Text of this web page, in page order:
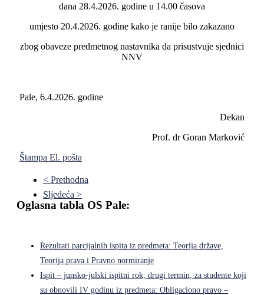
dana 28.4.2026. godine u 14.00 časova
umjesto 20.4.2026. godine kako je ranije bilo zakazano
zbog obaveze predmetnog nastavnika da prisustvuje sjednici
NNV
Pale, 6.4.2026. godine
Dekan
Prof. dr Goran Marković
Štampa El. pošta
< Prethodna
Sljedeća >
Oglasna tabla OS Pale:
Rezultati parcijalnih ispita iz predmeta: Teorija države,
Teorija prava i Pravno normiranje
Ispit – junsko-julski ispitni rok, drugi termin, za studente koji
su obnovili IV godinu iz predmeta: Obligaciono pravo –